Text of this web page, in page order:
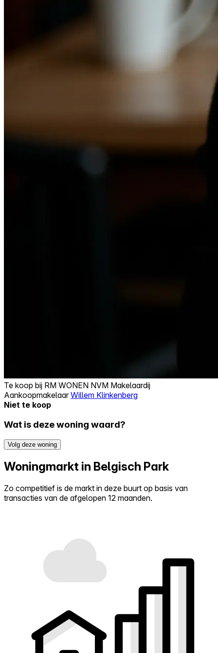
Te koop bij RM WONEN NVM Makelaardij
AankoopmakelaarWillem Klinkenberg
Niet te koop
Wat is deze woning waard?
Volg deze woning
Woningmarkt in Belgisch Park
Zo competitief is de markt in deze buurt op basis van
transacties van de afgelopen 12 maanden.